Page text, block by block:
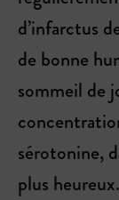
d’infarctus
de bonne
sommeil de
sérotonine,
plus